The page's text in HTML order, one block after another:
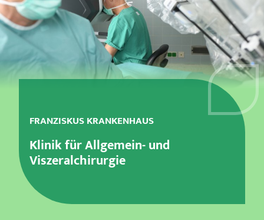
Notaufnahme
Kliniken & Zentren
Aufenthalt & Besuch
Karriere
FRANZISKUS KRANKENHAUS
Klinik für Allgemein- und
Viszeralchirurgie